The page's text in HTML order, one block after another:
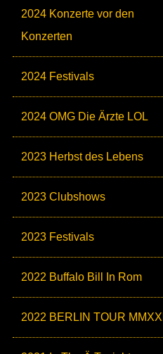
2024 Konzerte vor den
Konzerten
2024 Festivals
2024 OMG Die Ärzte LOL
2023 Herbst des Lebens
2023 Clubshows
2023 Festivals
2022 Buffalo Bill In Rom
2022 BERLIN TOUR MMXXII